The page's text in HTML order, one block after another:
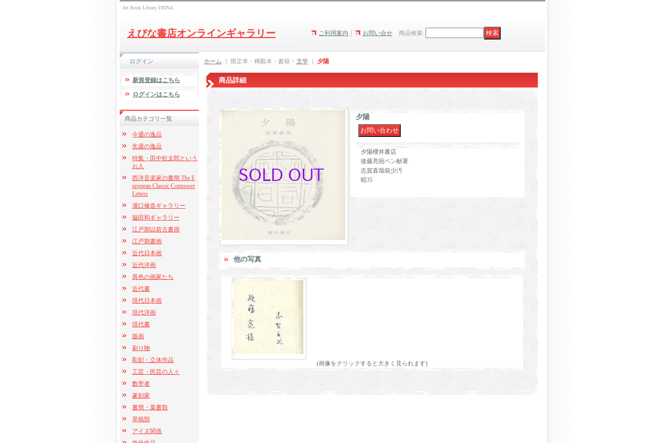
Art Book Library EBINA
えびな書店オンラインギャラリー ご利用案内 お問い合せ 商品検索:
ログイン
新規登録はこちら
ログインはこちら
商品カテゴリ一覧
今週の逸品
先週の逸品
特集・田中松太郎という
お人
西洋音楽家の書簡 The E
uropean Classic Composer
Letters
瀧口修造ギャラリー
脇田和ギャラリー
江戸期以前古書画
江戸期書画
近代日本画
近代洋画
異色の画家たち
近代書
現代日本画
現代洋画
現代書
版画
刷り物
彫刻・立体作品
工芸・民芸の人々
数寄者
篆刻家
書簡・葉書類
草稿類
アイヌ関係
ホーム ｜ 限定本・稀覯本・書籍 > 文学 夕陽
商品詳細
夕陽
夕陽櫻井書店
後藤亮宛ペン献署
志賀直哉箱少汚
昭35
他の写真
(画像をクリックすると大きく見られます)